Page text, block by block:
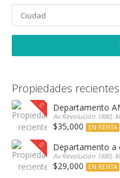
Propiedades recientes
Departamento
Av Revolución 1880,
$35,000 EN RENTA
Departamento a
Av Revolución 1880,
$29,000 EN RENTA